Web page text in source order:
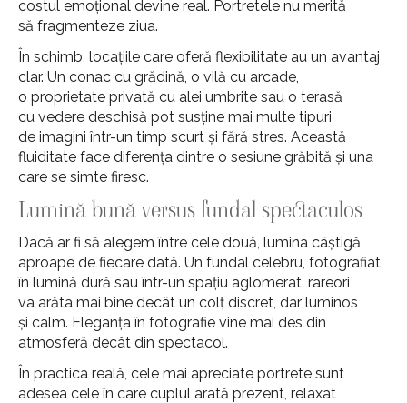
costul emoțional devine real. Portretele nu merită
să fragmenteze ziua.
În schimb, locațiile care oferă flexibilitate au un avantaj
clar. Un conac cu grădină, o vilă cu arcade,
o proprietate privată cu alei umbrite sau o terasă
cu vedere deschisă pot susține mai multe tipuri
de imagini într-un timp scurt și fără stres. Această
fluiditate face diferența dintre o sesiune grăbită și una
care se simte firesc.
Lumină bună versus fundal spectaculos
Dacă ar fi să alegem între cele două, lumina câștigă
aproape de fiecare dată. Un fundal celebru, fotografiat
în lumină dură sau într-un spațiu aglomerat, rareori
va arăta mai bine decât un colț discret, dar luminos
și calm. Eleganța în fotografie vine mai des din
atmosferă decât din spectacol.
În practica reală, cele mai apreciate portrete sunt
adesea cele în care cuplul arată prezent, relaxat